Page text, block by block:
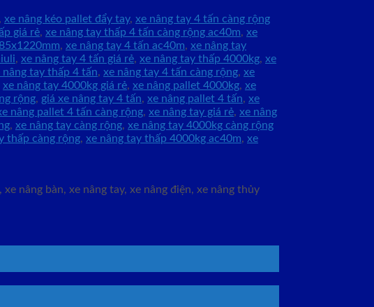
, xe nâng kéo pallet đẩy tay, xe nâng tay 4 tấn càng rộng
giá rẻ, xe nâng tay thấp 4 tấn càng rộng ac40m, xe
, xe nâng tay 4 tấn ac40m, xe nâng tay
, xe nâng tay 4 tấn giá rẻ, xe nâng tay thấp 4000kg, xe
nâng tay thấp 4 tấn, xe nâng tay 4 tấn càng rộng, xe
xe nâng tay 4000kg giá rẻ, xe nâng pallet 4000kg, xe
rộng, giá xe nâng tay 4 tấn, xe nâng pallet 4 tấn, xe
nâng pallet 4 tấn càng rộng, xe nâng tay giá rẻ, xe nâng
, xe nâng tay càng rộng, xe nâng tay 4000kg càng rộng
thấp càng rộng, xe nâng tay thấp 4000kg ac40m, xe
nâng bàn, xe nâng tay, xe nâng điện, xe nâng thủy